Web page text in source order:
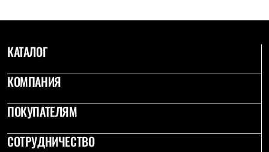
КАТАЛОГ
КОМПАНИЯ
ПОКУПАТЕЛЯМ
СОТРУДНИЧЕСТВО